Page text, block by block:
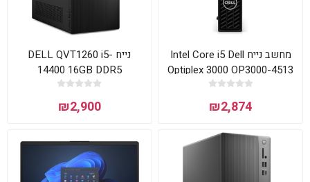
מחשב נייח Intel Core i5 Dell
Optiplex 3000 OP3000-4513
דל
₪2,874
נייח DELL QVT1260 i5-
14400 16GB DDR5
512NVME DOS 3YOS
₪2,900